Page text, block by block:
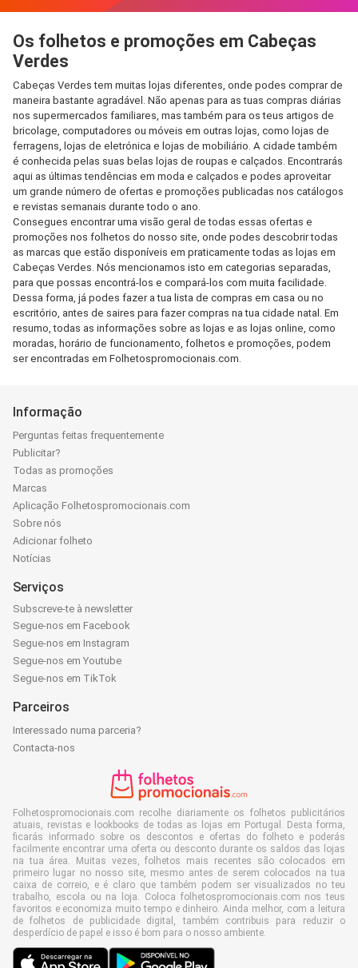
Os folhetos e promoções em Cabeças
Verdes
Cabeças Verdes tem muitas lojas diferentes, onde podes comprar de
maneira bastante agradável. Não apenas para as tuas compras diárias
nos supermercados familiares, mas também para os teus artigos de
bricolage, computadores ou móveis em outras lojas, como lojas de
ferragens, lojas de eletrónica e lojas de mobiliário. A cidade também
é conhecida pelas suas belas lojas de roupas e calçados. Encontrarás
aqui as últimas tendências em moda e calçados e podes aproveitar
um grande número de ofertas e promoções publicadas nos catálogos
e revistas semanais durante todo o ano.
Consegues encontrar uma visão geral de todas essas ofertas e
promoções nos folhetos do nosso site, onde podes descobrir todas
as marcas que estão disponíveis em praticamente todas as lojas em
Cabeças Verdes. Nós mencionamos isto em categorias separadas,
para que possas encontrá-los e compará-los com muita facilidade.
Dessa forma, já podes fazer a tua lista de compras em casa ou no
escritório, antes de saires para fazer compras na tua cidade natal. Em
resumo, todas as informações sobre as lojas e as lojas online, como
moradas, horário de funcionamento, folhetos e promoções, podem
ser encontradas em Folhetospromocionais.com.
Informação
Perguntas feitas frequentemente
Publicitar?
Todas as promoções
Marcas
Aplicação Folhetospromocionais.com
Sobre nós
Adicionar folheto
Notícias
Serviços
Subscreve-te à newsletter
Segue-nos em Facebook
Segue-nos em Instagram
Segue-nos em Youtube
Segue-nos em TikTok
Parceiros
Interessado numa parceria?
Contacta-nos
Folhetospromocionais.com recolhe diariamente os folhetos publicitários
atuais, revistas e lookbooks de todas as lojas em Portugal. Desta forma,
ficarás informado sobre os descontos e ofertas do folheto e poderás
facilmente encontrar uma oferta ou desconto durante os saldos das lojas
na tua área. Muitas vezes, folhetos mais recentes são colocados em
primeiro lugar no nosso site, mesmo antes de serem colocados na tua
caixa de correio, e é claro que também podem ser visualizados no teu
trabalho, escola ou na loja. Coloca folhetospromocionais.com nos teus
favoritos e economiza muito tempo e dinheiro. Ainda melhor, com a leitura
de folhetos de publicidade digital, também contribuis para reduzir o
desperdício de papel e isso é bom para o nosso ambiente.